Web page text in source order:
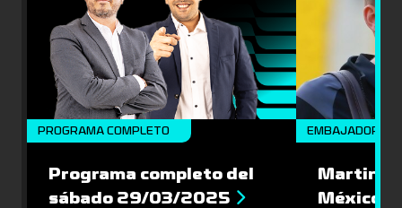
PROGRAMA COMPLETO
Programa completo del
sábado 29/03/2025
EMBAJADORES
Martin
México: